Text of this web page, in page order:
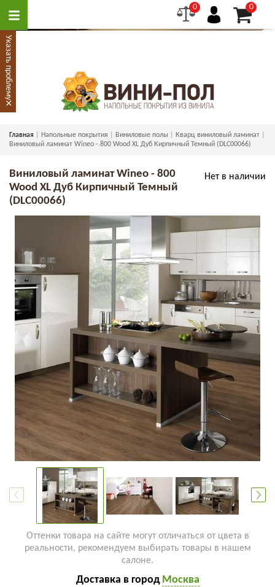
0 0
Главная Напольные покрытия Виниловые полы
Кварц виниловый ламинат
Виниловый ламинат Wineo - 800 Wood XL Дуб Кирпичный Темный (DLC00066)
Нет в наличии
Виниловый ламинат Wineo - 800
Wood XL Дуб Кирпичный Темный
(DLC00066)
Оттенки товара на сайте могут отличаться от цвета в
реальности, рекомендуем выбирать товары в нашем
салоне.
Доставка в город Москва
Указать проблему
×